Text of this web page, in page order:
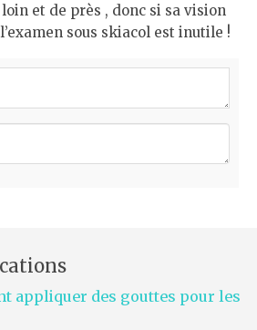
et de près , donc si sa vision
sous skiacol est inutile !
appliquer des gouttes pour les